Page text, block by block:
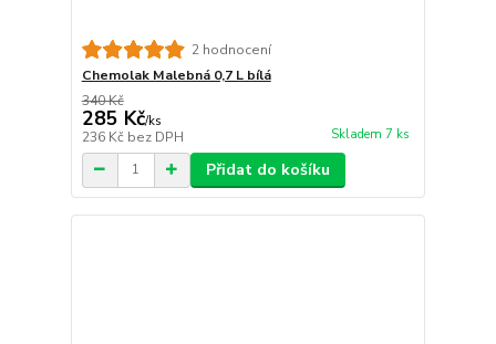
2 hodnocení
Chemolak Malebná 0,7 L bílá
340 Kč
285 Kč/ks
236 Kč bez DPH Skladem 7 ks
Přidat do košíku